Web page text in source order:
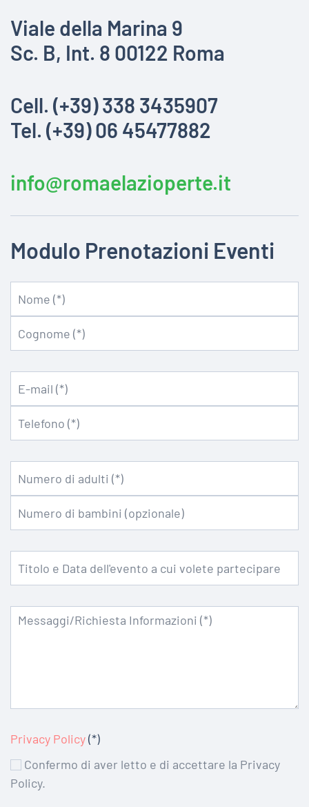
Viale della Marina 9
Sc. B, Int. 8 00122 Roma
Cell. (+39) 338 3435907
Tel. (+39) 06 45477882
info@romaelazioperte.it
Modulo Prenotazioni Eventi
Privacy Policy(*)
Policy.